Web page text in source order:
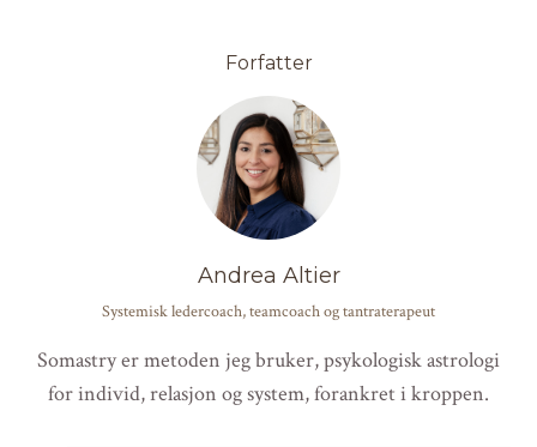
Forfatter
Andrea Altier
Systemisk ledercoach, teamcoach og tantraterapeut
Somastry er metoden jeg bruker, psykologisk astrologi
for individ, relasjon og system, forankret i kroppen.